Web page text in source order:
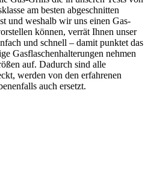
am besten abgeschnitten
und weshalb wir uns einen Gas-
können, verrät Ihnen unser
und schnell – damit punktet das
Gasflaschenhalterungen nehmen
auf. Dadurch sind alle
werden von den erfahrenen
auch ersetzt.